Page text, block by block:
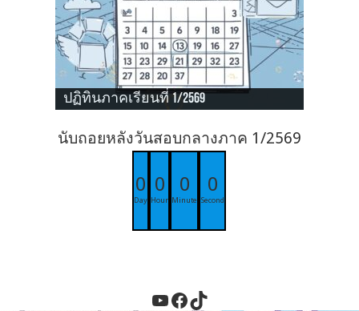
ปฏิทินภาคเรียนที่ 1/2569
นับถอยหลังวันสอบกลางภาค 1/2569
0
Day
0
Hour
0
Minute
0
Second
YouTube
Facebook
TikTok